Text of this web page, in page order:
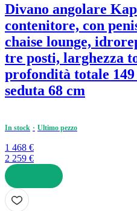
Divano angolare
contenitore, con
chaise lounge,
tre posti, larghezza
profondità totale
seduta 68 cm
In stock Ultimo pezzo
1 468 €
2 259 €
AGGIUNGI